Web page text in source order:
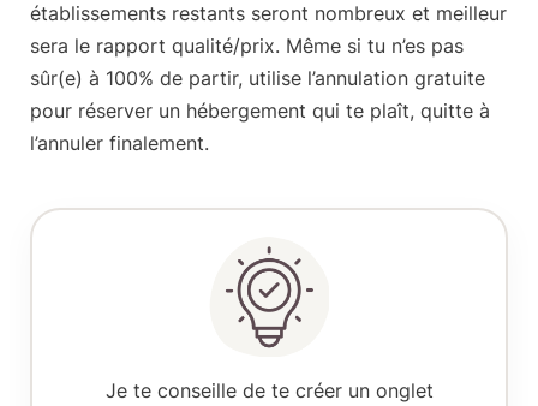
établissements restants seront nombreux et meilleur
sera le rapport qualité/prix. Même si tu n’es pas
sûr(e) à 100% de partir, utilise l’annulation gratuite
pour réserver un hébergement qui te plaît, quitte à
l’annuler finalement.
Je te conseille de te créer un onglet